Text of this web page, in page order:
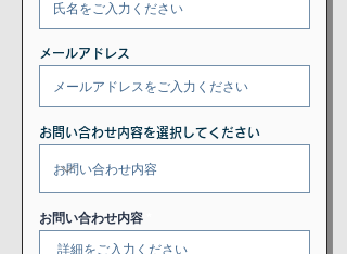
メールアドレス
お問い合わせ内容を選択してください
お問い合わせ内容